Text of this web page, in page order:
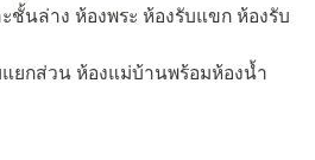
นล่าง ห้องพระ ห้องรับแขก ห้องรับ
แยกส่วน ห้องแม่บ้านพร้อมห้องน้ำ